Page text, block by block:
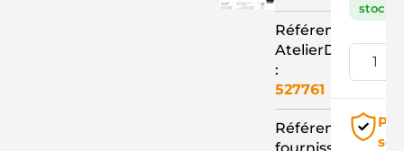
Référence
AtelierD
:
527761
Référence
stock )